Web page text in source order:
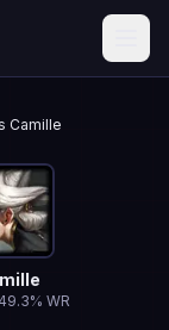
Camille
49.3% WR